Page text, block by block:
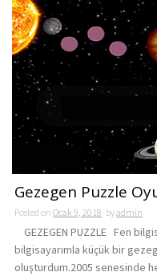
Gezegen Puzzle
Posted on Ocak 9, 2018 byadmin
GEZEGEN PUZZLE Fen
bilgisayarımla küçük bir
oluşturdum.2005 senesinde